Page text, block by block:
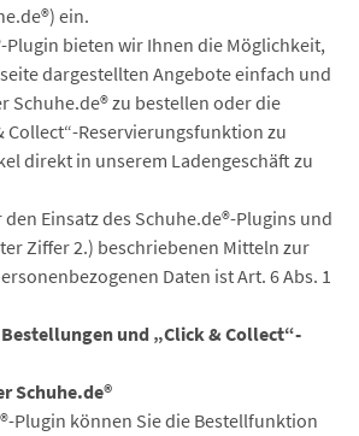
ein.
Plugin bieten wir Ihnen die Möglichkeit,
dargestellten Angebote einfach und
Schuhe.de® zu bestellen oder die
Collect“-Reservierungsfunktion zu
direkt in unserem Ladengeschäft zu
Einsatz des Schuhe.de®-Plugins und
Ziffer 2.) beschriebenen Mitteln zur
Daten ist Art. 6 Abs. 1
und „Click & Collect“-
Schuhe.de®
Plugin können Sie die Bestellfunktion